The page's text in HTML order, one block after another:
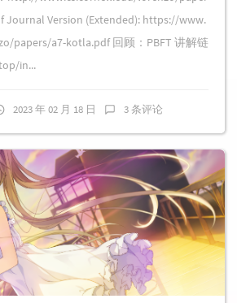
Journal Version (Extended): https://www.
papers/a7-kotla.pdf 回顾：PBFT 讲解链
in...
2023 年 02 月 18 日 3 条评论